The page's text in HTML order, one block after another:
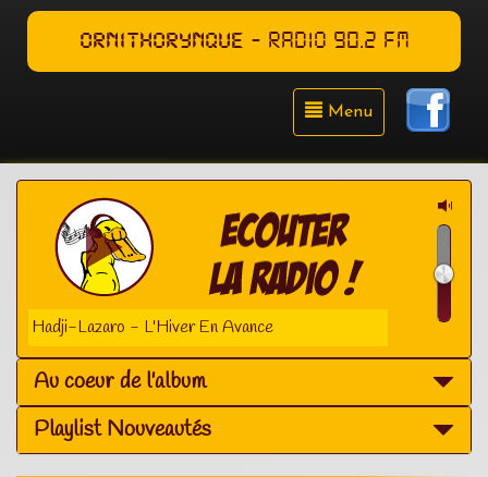
ORNITHORYNQUE - RADIO 90.2 FM
Menu
Lazaro - L'Hiver En Avance
Au coeur de l'album
Playlist Nouveautés